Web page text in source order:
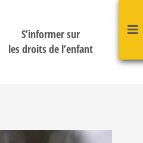
S’informer sur
les droits de l’enfant